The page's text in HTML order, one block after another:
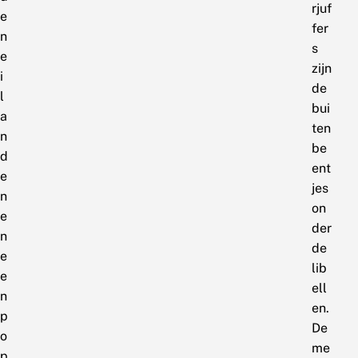
e
n
e
i
l
a
n
d
e
n
e
n
e
e
n
p
o
rjuf
fer
s
zijn
de
bui
ten
be
ent
jes
on
der
de
lib
ell
en.
De
me